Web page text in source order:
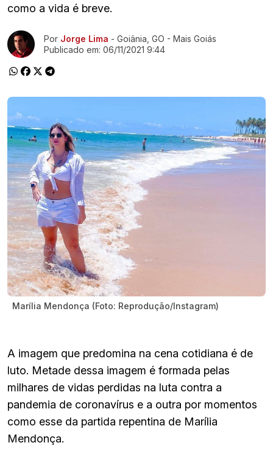
como a vida é breve.
Ir direto pra matéria
Por Jorge Lima - Goiânia, GO - Mais Goiás
Publicado em: 06/11/2021 9:44
Marília Mendonça (Foto: Reprodução/Instagram)
A imagem que predomina na cena cotidiana é de
luto. Metade dessa imagem é formada pelas
milhares de vidas perdidas na luta contra a
pandemia de coronavírus e a outra por momentos
como esse da partida repentina de Marília
Mendonça.